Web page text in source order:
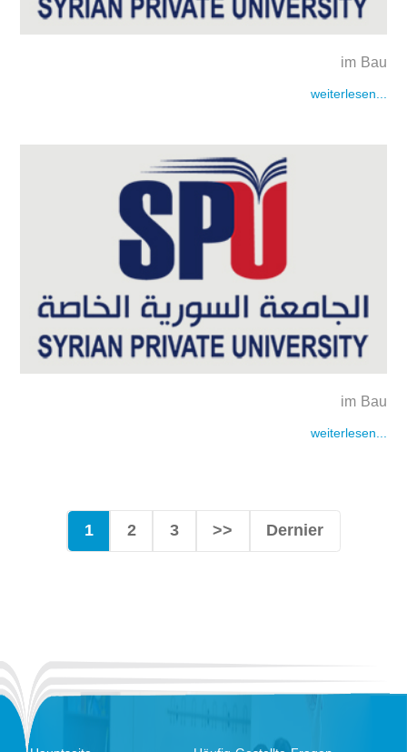
im Bau
weiterlesen...
im Bau
weiterlesen...
1 2 3 >> Dernier